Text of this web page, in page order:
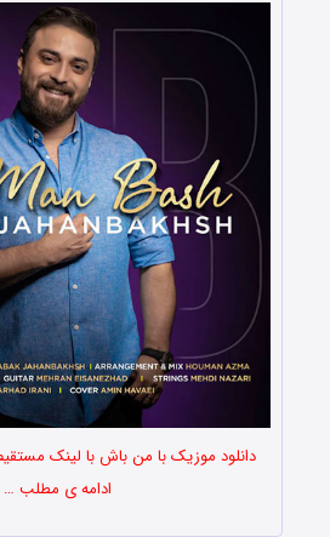
دانلود موزیک با من باش با لینک
ادامه ی مطلب …